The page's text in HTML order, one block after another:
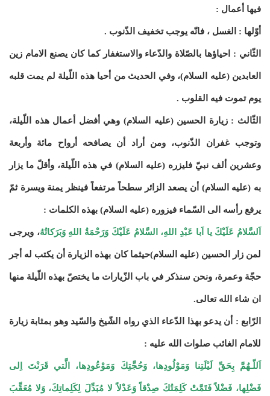
فيها أعمال :
أوّلها : الغسل ، فانّه يوجب تخفيف الذّنوب .
الثّاني : احياؤها بالصّلاة والدّعاء والاستغفار كما كان يصنع الامام زين
العابدين (عليه السلام)، وفي الحديث من أحيا هذه اللّيلة لم يمت قلبه
يوم تموت فيه القلوب .
الثّالث : زيارة الحسين (عليه السلام) وهي أفضل أعمال هذه اللّيلة،
وتوجب غفران الذّنوب، ومن أراد أن يصافحه أرواح مائة وأربعة
وعشرين ألف نبيّ فليزره (عليه السلام) في هذه اللّيلة، وأقلّ ما يزار
به (عليه السلام) أن يصعد الزائر سطحاً مرتفعاً فينظر يمنة ويسرة ثمّ
يرفع رأسه الى السّماء فيزوره (عليه السلام) بهذه الكلمات :
اَلسَّلامُ عَلَيْكَ يا اَبا عَبْدِ اللهِ، السَّلامُ عَلَيْكَ وَرَحْمَةُ اللهِ وَبَرَكاتُهُ، ويرجى
لمن زار الحسين (عليه السلام)حيثما كان بهذه الزيارة أن يكتب له أجر
حجّة وعمرة، ونحن سنذكر في باب الزّيارات ما يختصّ بهذه اللّيلة منها
ان شاء الله تعالى.
الرّابع : أن يدعو بهذا الدّعاء الذي رواه الشّيخ والسّيد وهو بمثابة زيارة
للامام الغائب صلوات الله عليه :
اَللّـهُمَّ بِحَقِّ لَيْلَتِنا وَمَوْلُودِها، وَحُجَّتِكَ وَمَوْعُودِها، الَّتي قَرَنْتَ اِلى
فَضْلِها، فَضْلاً فَتَمَّتْ كَلِمَتُكَ صِدْقاً وَعَدْلاً لا مُبَدِّلَ لِكَلِماتِكَ، وَلا مُعَقِّبَ